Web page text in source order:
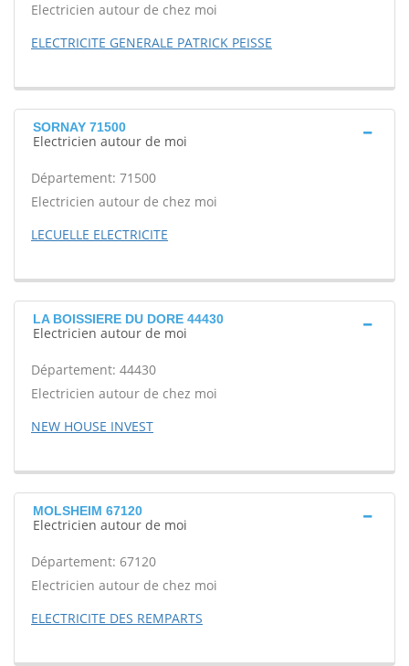
Electricien autour de chez moi
ELECTRICITE GENERALE PATRICK PEISSE
SORNAY 71500
Electricien autour de moi
Département: 71500
Electricien autour de chez moi
LECUELLE ELECTRICITE
LA BOISSIERE DU DORE 44430
Electricien autour de moi
Département: 44430
Electricien autour de chez moi
NEW HOUSE INVEST
MOLSHEIM 67120
Electricien autour de moi
Département: 67120
Electricien autour de chez moi
ELECTRICITE DES REMPARTS